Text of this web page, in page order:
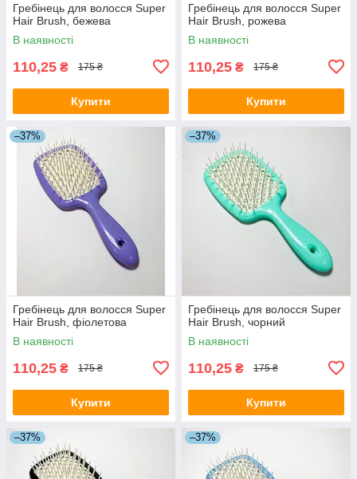
Гребінець для волосся Super
Hair Brush, бежева
В наявності
110,25 ₴ 175 ₴
Купити
Гребінець для волосся Super
Hair Brush, рожева
В наявності
110,25 ₴ 175 ₴
Купити
–37%
Гребінець для волосся Super
Hair Brush, фіолетова
В наявності
110,25 ₴ 175 ₴
Купити
–37%
Гребінець для волосся Super
Hair Brush, чорний
В наявності
110,25 ₴ 175 ₴
Купити
–37% –37%